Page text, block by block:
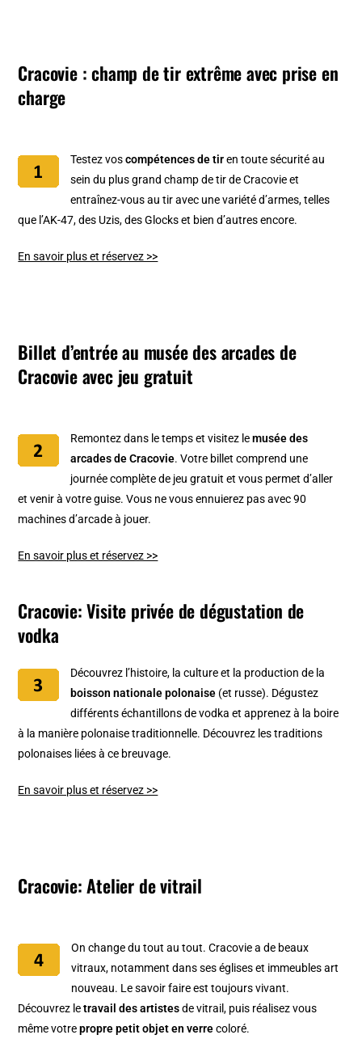
Cracovie : champ de tir extrême avec prise en
charge
Testez voscompétences de tiren toute sécurité au
sein du plus grand champ de tir de Cracovie et
entraînez-vous au tir avec une variété d’armes, telles
que l’AK-47, des Uzis, des Glocks et bien d’autres encore.
En savoir plus et réservez >>
Billet d’entrée au musée des arcades de
Cracovie avec jeu gratuit
Remontez dans le temps et visitez lemusée des
arcades de Cracovie. Votre billet comprend une
journée complète de jeu gratuit et vous permet d’aller
et venir à votre guise. Vous ne vous ennuierez pas avec 90
machines d’arcade à jouer.
En savoir plus et réservez >>
Cracovie: Visite privée de dégustation de
vodka
Découvrez l’histoire, la culture et la production de la
boisson nationale polonaise (et russe). Dégustez
différents échantillons de vodka et apprenez à la boire
à la manière polonaise traditionnelle. Découvrez les traditions
polonaises liées à ce breuvage.
En savoir plus et réservez >>
Cracovie: Atelier de vitrail
On change du tout au tout. Cracovie a de beaux
vitraux, notamment dans ses églises et immeubles art
nouveau. Le savoir faire est toujours vivant.
Découvrez letravail des artistesde vitrail, puis réalisez vous
même votrepropre petit objet en verrecoloré.